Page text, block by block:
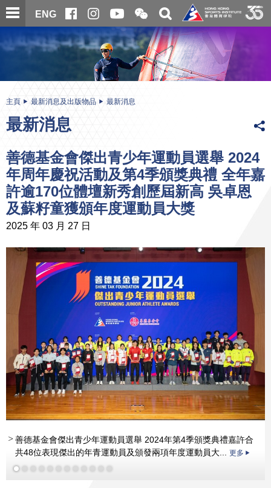
跳
至
內
ENG
開
合
微
信
二
維
碼
關
搜
尋
内
主頁 最新消息及出版物品 最新消息
最新消息
善德基金會傑出青少年運動員選舉 2024
年周年慶祝活動及第4季頒獎典禮 全年嘉
許逾170位體壇新秀創歷屆新高 吳卓恩
及蘇籽童獲頒年度運動員大獎
2025 年 03 月 27 日
善德基金會傑出青少年運動員選舉 2024年第4季頒獎典禮嘉許合
共48位表現傑出的年青運動員及頒發兩項年度運動員大... 更多
更多
更多
更多